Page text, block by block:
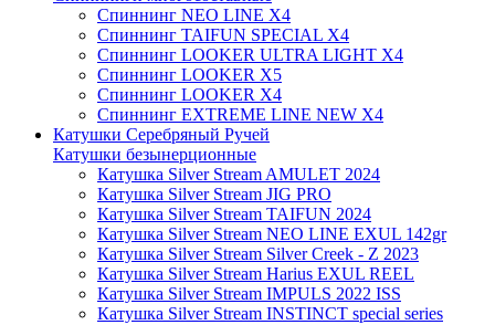
Спиннинг NEO LINE X4
Спиннинг TAIFUN SPECIAL X4
Спиннинг LOOKER ULTRA LIGHT X4
Спиннинг LOOKER X5
Спиннинг LOOKER X4
Спиннинг EXTREME LINE NEW X4
Катушки Серебряный Ручей
Катушки безынерционные
Катушка Silver Stream AMULET 2024
Катушка Silver Stream JIG PRO
Катушка Silver Stream TAIFUN 2024
Катушка Silver Stream NEO LINE EXUL 142gr
Катушка Silver Stream Silver Creek - Z 2023
Катушка Silver Stream Harius EXUL REEL
Катушка Silver Stream IMPULS 2022 ISS
Катушка Silver Stream INSTINCT special series